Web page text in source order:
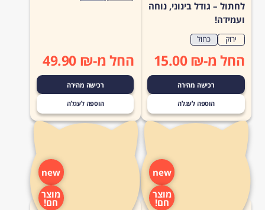
לחתול – גודל בינוני, נוחה
ועמידה!
ירוק כחול
החל מ-₪ 15.00
רכישה מהירה
הוספה לעגלה
החל מ-₪ 49.90
רכישה מהירה
הוספה לעגלה
new
מוצר
חם!
new
מוצר
חם!